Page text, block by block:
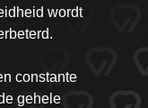
wordt
constante
gehele